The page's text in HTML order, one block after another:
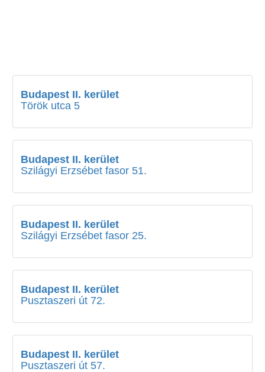
Budapest II. kerület
Török utca 5
Budapest II. kerület
Szilágyi Erzsébet fasor 51.
Budapest II. kerület
Szilágyi Erzsébet fasor 25.
Budapest II. kerület
Pusztaszeri út 72.
Budapest II. kerület
Pusztaszeri út 57.